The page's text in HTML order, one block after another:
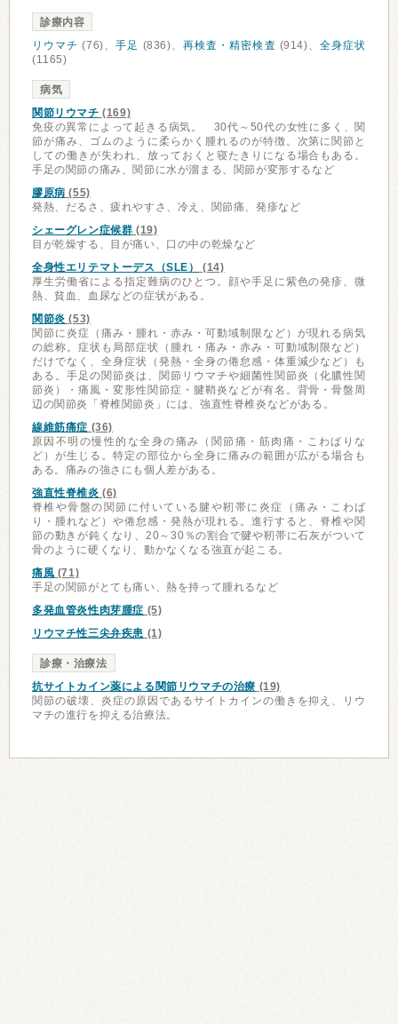
診療内容
リウマチ (76)、手足 (836)、再検査・精密検査 (914)、全身症状
(1165)
病気
関節リウマチ (169)
免疫の異常によって起きる病気。 30代～50代の女性に多く、関
節が痛み、ゴムのように柔らかく腫れるのが特徴。次第に関節と
しての働きが失われ、放っておくと寝たきりになる場合もある。
手足の関節の痛み、関節に水が溜まる、関節が変形するなど
膠原病 (55)
発熱、だるさ、疲れやすさ、冷え、関節痛、発疹など
シェーグレン症候群 (19)
目が乾燥する、目が痛い、口の中の乾燥など
全身性エリテマトーデス（SLE）
(14)
厚生労働省による指定難病のひとつ。顔や手足に紫色の発疹、微
熱、貧血、血尿などの症状がある。
関節炎 (53)
関節に炎症（痛み・腫れ・赤み・可動域制限など）が現れる病気
の総称。症状も局部症状（腫れ・痛み・赤み・可動域制限など）
だけでなく、全身症状（発熱・全身の倦怠感・体重減少など）も
ある。手足の関節炎は、関節リウマチや細菌性関節炎（化膿性関
節炎）・痛風・変形性関節症・腱鞘炎などが有名。背骨・骨盤周
辺の関節炎「脊椎関節炎」には、強直性脊椎炎などがある。
線維筋痛症 (36)
原因不明の慢性的な全身の痛み（関節痛・筋肉痛・こわばりな
ど）が生じる。特定の部位から全身に痛みの範囲が広がる場合も
ある。痛みの強さにも個人差がある。
強直性脊椎炎 (6)
脊椎や骨盤の関節に付いている腱や靭帯に炎症（痛み・こわば
り・腫れなど）や倦怠感・発熱が現れる。進行すると、脊椎や関
節の動きが鈍くなり、20～30％の割合で腱や靭帯に石灰がついて
骨のように硬くなり、動かなくなる強直が起こる。
痛風 (71)
手足の関節がとても痛い、熱を持って腫れるなど
多発血管炎性肉芽腫症 (5)
リウマチ性三尖弁疾患 (1)
診療・治療法
抗サイトカイン薬による関節リウマチの治療 (19)
関節の破壊、炎症の原因であるサイトカインの働きを抑え、リウ
マチの進行を抑える治療法。